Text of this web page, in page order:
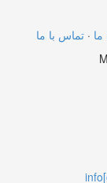
ما · تماس با ما